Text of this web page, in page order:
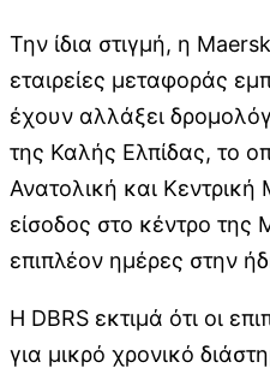
Την ίδια στιγμή, η
εταιρείες μεταφοράς
έχουν αλλάξει
της Καλής Ελπίδας, το
Ανατολική και
είσοδος στο κέντρο της
επιπλέον ημέρες στην
Η DBRS εκτιμά ότι οι
για μικρό χρονικό